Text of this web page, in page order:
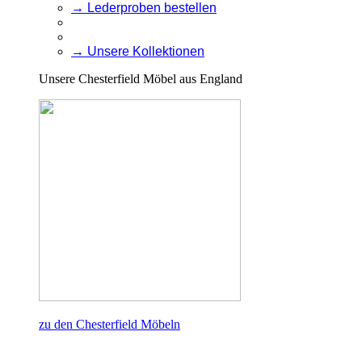
→ Lederproben bestellen
→ Unsere Kollektionen
Unsere Chesterfield Möbel aus England
zu den Chesterfield Möbeln